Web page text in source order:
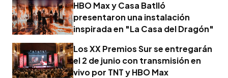
HBO Max y Casa Batlló
presentaron una instalación
inspirada en "La Casa del Dragón"
Los XX Premios Sur se entregarán
el 2 de junio con transmisión en
vivo por TNT y HBO Max